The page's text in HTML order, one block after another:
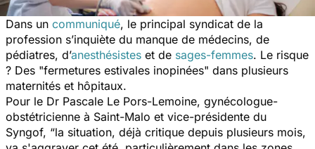
Dans un communiqué, le principal syndicat de la
profession s’inquiète du manque de médecins, de
pédiatres, d’anesthésistes et de sages-femmes. Le risque
? Des "fermetures estivales inopinées" dans plusieurs
maternités et hôpitaux.
Pour le Dr Pascale Le Pors-Lemoine, gynécologue-
obstétricienne à Saint-Malo et vice-présidente du
Syngof, “la situation, déjà critique depuis plusieurs mois,